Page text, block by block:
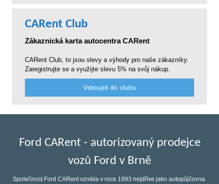
CARent Club
Zákaznická karta autocentra CARent
CARent Club, to jsou slevy a výhody pro naše zákazníky.
Zaregistrujte se a využijte slevu 5% na svůj nákup.
Vstoupit do clubu
Ford CARent - autorizovaný prodejce
vozů Ford v Brně
Společnost Ford CARent vznikla v roce 1993 nejdříve jako autopůjčovna.